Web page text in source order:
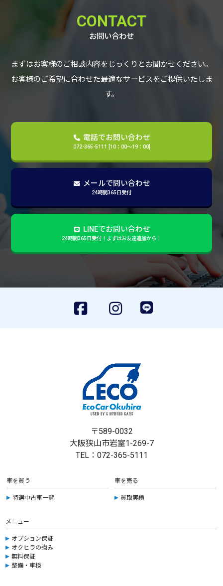
CONTACT
お問い合わせ
まずはお客様のご相談内容をじっくりとお聞かせください。
お客様のご希望に合わせた最適なサービスをご提供いたしま
す。
電話でお問い合わせ
072-365-5111 [10：00～19：00]
メールで問い合わせ
24時間365日受付
LINEでお問い合わせ
24時間365日受付！まずはお友達追加から！
〒589-0032
大阪狭山市岩室1-269-7
TEL：072-365-5111
車を買う
特選中古車一覧
車を売る
買取実績
メニュー
オプション保証
オクヒラの強み
無料保証
整備・車検